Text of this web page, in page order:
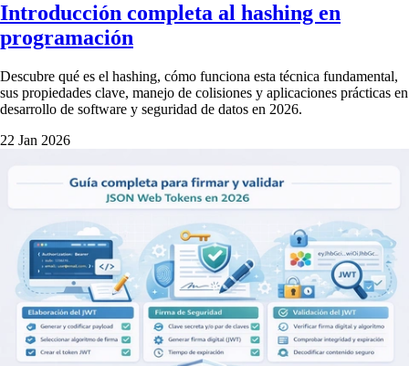
Introducción completa al hashing en
programación
Descubre qué es el hashing, cómo funciona esta técnica fundamental,
sus propiedades clave, manejo de colisiones y aplicaciones prácticas en
desarrollo de software y seguridad de datos en 2026.
22 Jan 2026